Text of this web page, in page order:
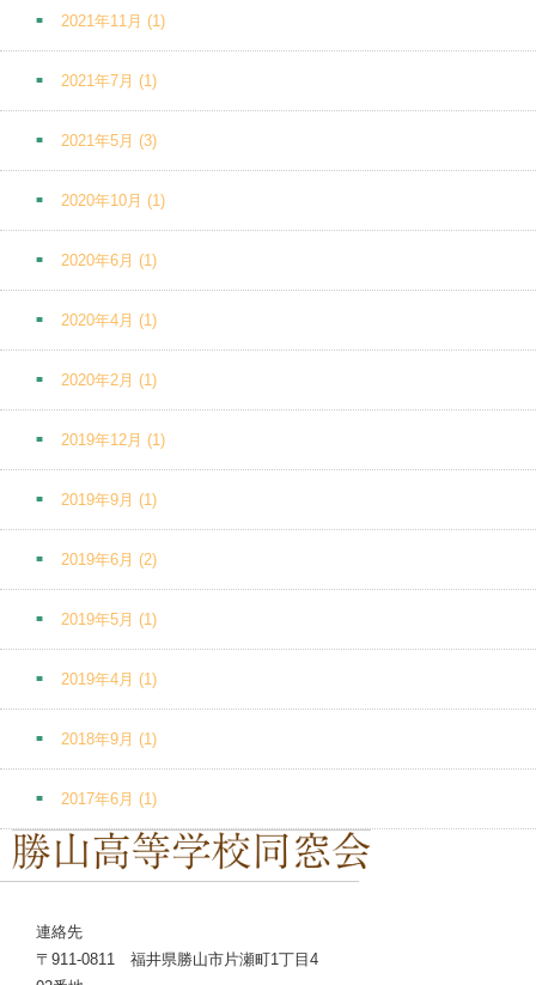
2021年11月 (1)
2021年7月 (1)
2021年5月 (3)
2020年10月 (1)
2020年6月 (1)
2020年4月 (1)
2020年2月 (1)
2019年12月 (1)
2019年9月 (1)
2019年6月 (2)
2019年5月 (1)
2019年4月 (1)
2018年9月 (1)
2017年6月 (1)
連絡先
〒911-0811 福井県勝山市片瀬町1丁目4